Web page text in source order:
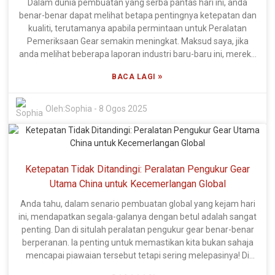
pembeli global yang mencari Mesin Pengukur Gear yang
boleh dipercayai dan tepat untuk meningkatkan proses
pembuatan mereka.
Dalam dunia pembuatan yang serba pantas hari ini, anda
benar-benar dapat melihat betapa pentingnya ketepatan dan
kualiti, terutamanya apabila permintaan untuk Peralatan
Pemeriksaan Gear semakin meningkat. Maksud saya, jika
anda melihat beberapa laporan industri baru-baru ini, mereka
mencecah sekitar USD 1.5 bilion menjelang 2025! Itu cukup
oleh kemajuan teknologi—seperti automasi—dan hakikat
bahawa sistem gear semakin kompleks. Jadi, bagi pengeluar,
mematuhi piawaian kualiti yang sukar itu bermakna memilih
teknologi pemeriksaan gear yang betul adalah sangat
berbangga mempunyai pasukan R&D yang kukuh dengan
lebih 60% bakat kami adalah pakar mahir dan kira-kira 20%
evolusi yang menarik ini! Tumpuan kami pada inovasi dan
kualiti meletakkan kami di tempat utama untuk menawarkan
penyelesaian pemeriksaan gear yang canggih. Dengan cara
ini, pelanggan kami tidak hanya mencapai tanda aras kualiti
mereka; mereka sering meniup mereka keluar dari air. Dalam
BACA LAGI»
Oleh:Sophia - 8 Ogos 2025
Ketepatan Tidak Ditandingi: Peralatan Pengukur Gear
Utama China untuk Kecemerlangan Global
Anda tahu, dalam senario pembuatan global yang kejam hari
ini, mendapatkan segala-galanya dengan betul adalah sangat
penting. Dan di situlah peralatan pengukur gear benar-benar
berperanan. Ia penting untuk memastikan kita bukan sahaja
mencapai piawaian tersebut tetapi sering melepasinya! Di